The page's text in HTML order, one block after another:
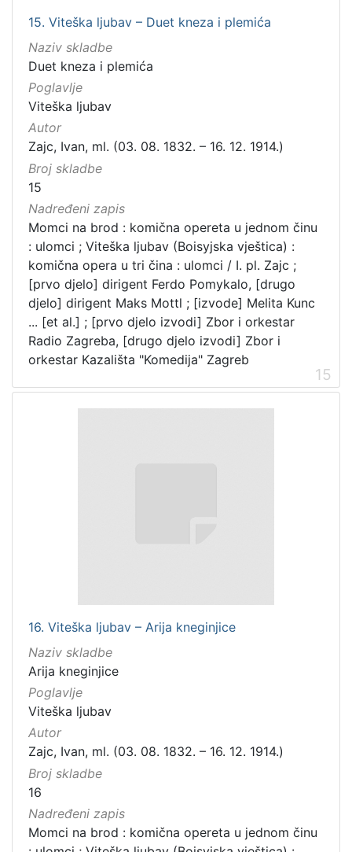
15. Viteška ljubav – Duet kneza i plemića
Naziv skladbe
Duet kneza i plemića
Poglavlje
Viteška ljubav
Autor
Zajc, Ivan, ml. (03. 08. 1832. – 16. 12. 1914.)
Broj skladbe
15
Nadređeni zapis
Momci na brod : komična opereta u jednom činu
: ulomci ; Viteška ljubav (Boisyjska vještica) :
komična opera u tri čina : ulomci / I. pl. Zajc ;
[prvo djelo] dirigent Ferdo Pomykalo, [drugo
djelo] dirigent Maks Mottl ; [izvode] Melita Kunc
... [et al.] ; [prvo djelo izvodi] Zbor i orkestar
Radio Zagreba, [drugo djelo izvodi] Zbor i
orkestar Kazališta "Komedija" Zagreb
15
16. Viteška ljubav – Arija kneginjice
Naziv skladbe
Arija kneginjice
Poglavlje
Viteška ljubav
Autor
Zajc, Ivan, ml. (03. 08. 1832. – 16. 12. 1914.)
Broj skladbe
16
Nadređeni zapis
Momci na brod : komična opereta u jednom činu